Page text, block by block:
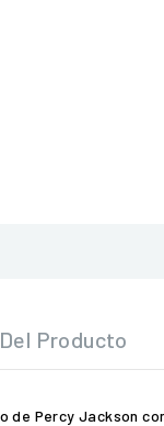
Producto
Percy Jackson